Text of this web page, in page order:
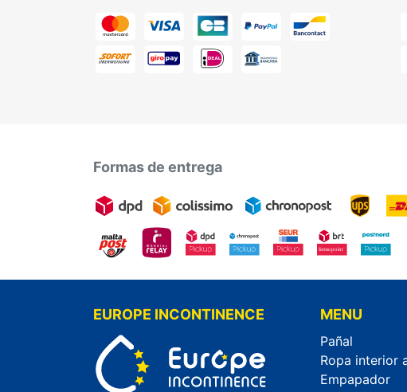
Formas de entrega
EUROPE INCONTINENCE MENU
Pañal
Ropa interior
Empapador